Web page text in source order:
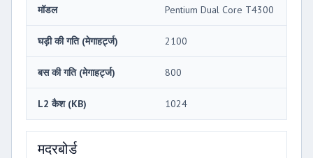
मॉडल Pentium Dual Core T4300
घड़ी की गति (मेगाहर्ट्ज) 2100
बस की गति (मेगाहर्ट्ज) 800
L2 कैश (KB) 1024
मदरबोर्ड